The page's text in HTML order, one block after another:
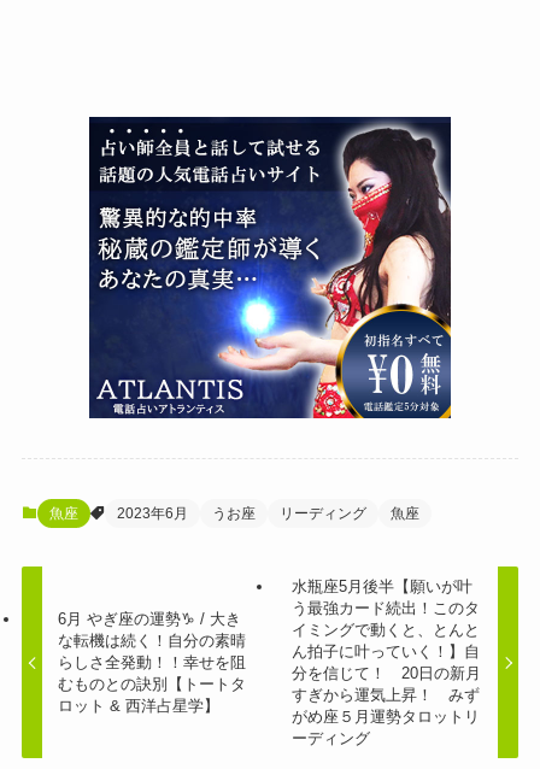
魚座 2023年6月 うお座 リーディング 魚座
6月 やぎ座の運勢♑️ / 大き
な転機は続く！自分の素晴
らしさ全発動！！幸せを阻
むものとの訣別【トートタ
ロット & 西洋占星学】
水瓶座5月後半【願いが叶
う最強カード続出！このタ
イミングで動くと、とんと
ん拍子に叶っていく！】自
分を信じて！ 20日の新月
すぎから運気上昇！ みず
がめ座５月運勢タロットリ
ーディング